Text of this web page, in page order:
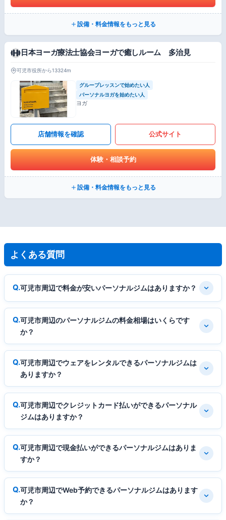
設備・料金情報をもっと見る
日本ヨーガ療法士協会ヨーガで癒しルーム 多治見
可児市役所から13324m
グループレッスンで始めたい人
パーソナルヨガを始めたい人
ヨガ
店舗情報を確認 公式サイト
体験・相談予約
設備・料金情報をもっと見る
よくある質問
可児市周辺で料金が安いパーソナルジムはありますか？
可児市周辺のパーソナルジムの料金相場はいくらです
か？
可児市周辺でウェアをレンタルできるパーソナルジムは
ありますか？
可児市周辺でクレジットカード払いができるパーソナル
ジムはありますか？
可児市周辺で現金払いができるパーソナルジムはありま
すか？
可児市周辺でWeb予約できるパーソナルジムはあります
か？